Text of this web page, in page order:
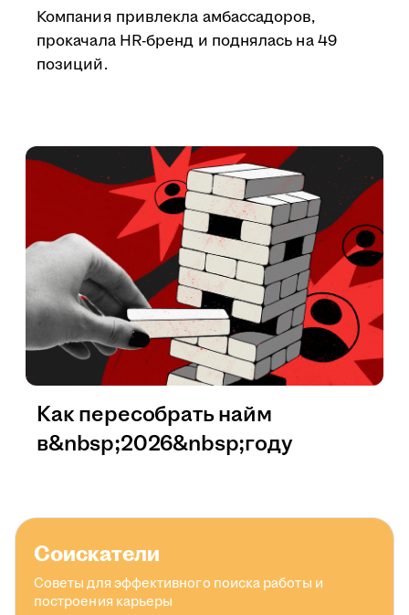
Компания привлекла амбассадоров,
прокачала HR-бренд и поднялась на 49
позиций.
Как пересобрать найм
в&nbsp;2026&nbsp;году
Соискатели
Советы для эффективного поиска работы и
построения карьеры